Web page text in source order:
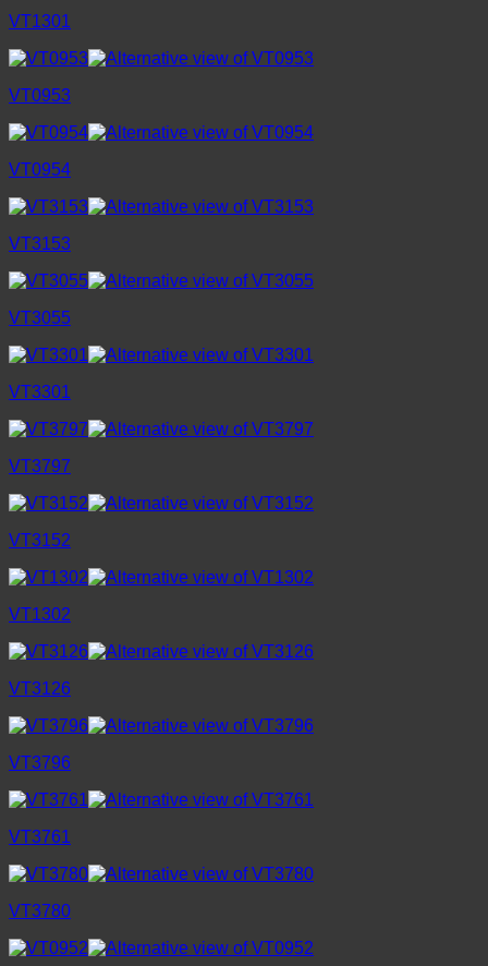
VT1301
VT0953
VT0954
VT3153
VT3055
VT3301
VT3797
VT3152
VT1302
VT3126
VT3796
VT3761
VT3780